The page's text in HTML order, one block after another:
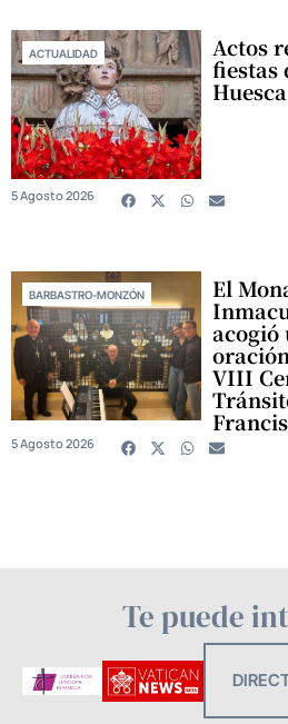
ACTUALIDAD Actos
fiestas
Huesca
5 Agosto 2026
BARBASTRO-MONZÓN El
acogió
VIII
5 Agosto 2026
Te puede